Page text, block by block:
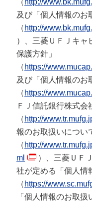
（ http://
及び「個人情報のお
（ http://
）、三菱ＵＦＪキャ
保護方針」
（ https://
及び「個人情報のお
（ https://
ＦＪ信託銀行株式会
（ http://
報のお取扱いについ
（ http://
ml
）、三菱ＵＦ
社が定める「個人情
（ https://
「個人情報のお取扱